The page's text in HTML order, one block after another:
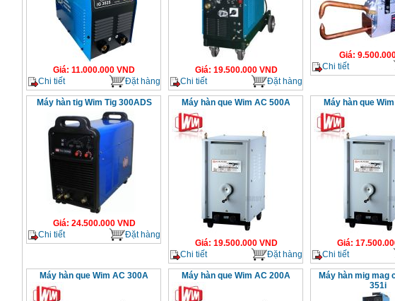
Giá: 11.000.000 VND
Chi tiết
Đặt hàng
Giá: 19.500.000VND
Chi tiết
Đặt hàng
Giá:
Chi tiết
Máy hàn tig Wim Tig 300ADS
Giá: 24.500.000VND
Chi tiết
Đặt hàng
Máy hàn que Wim AC 500A
Giá: 19.500.000VND
Chi tiết
Đặt hàng
Máy hàn que
Giá:
Chi tiết
Máy hàn que Wim AC 300A Máy hàn que Wim AC 200A
Máy hàn mig mag
351i